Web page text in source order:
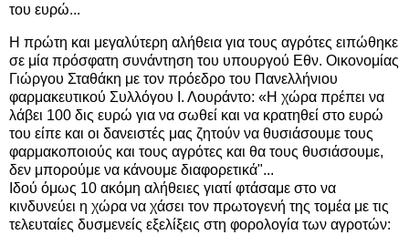
του ευρώ...
Η πρώτη και μεγαλύτερη αλήθεια για τους αγρότες ειπώθηκε
σε μία πρόσφατη συνάντηση του υπουργού Εθν. Οικονομίας
Γιώργου Σταθάκη με τον πρόεδρο του Πανελλήνιου
φαρμακευτικού Συλλόγου Ι. Λουράντο: «Η χώρα πρέπει να
λάβει 100 δις ευρώ για να σωθεί και να κρατηθεί στο ευρώ
του είπε και οι δανειστές μας ζητούν να θυσιάσουμε τους
φαρμακοποιούς και τους αγρότες και θα τους θυσιάσουμε,
δεν μπορούμε να κάνουμε διαφορετικά"...
Ιδού όμως 10 ακόμη αλήθειες γιατί φτάσαμε στο να
κινδυνεύει η χώρα να χάσει τον πρωτογενή της τομέα με τις
τελευταίες δυσμενείς εξελίξεις στη φορολογία των αγροτών: